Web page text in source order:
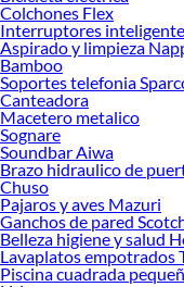
Colchones Flex
Interruptores
Aspirado y limpieza
Bamboo
Soportes telefonia
Canteadora
Macetero metalico
Sognare
Soundbar Aiwa
Brazo hidraulico de
Chuso
Pajaros y aves Mazuri
Ganchos de pared
Belleza higiene y salud
Lavaplatos empotrados
Piscina cuadrada